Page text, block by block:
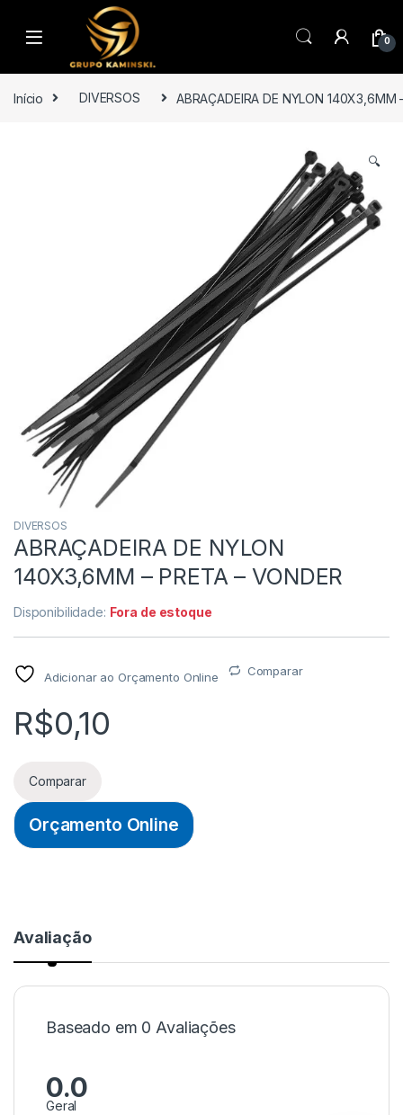
Saltar para navegação
Pular para o conteúdo
0
Início DIVERSOS ABRAÇADEIRA DE NYLON 140X3,6MM
🔍
DIVERSOS
ABRAÇADEIRA DE NYLON
140X3,6MM – PRETA – VONDER
Disponibilidade: Fora de estoque
Adicionar ao Orçamento Online Comparar
R$0,10
Comparar
Orçamento Online
Avaliação
Baseado em 0 Avaliações
0.0
Geral